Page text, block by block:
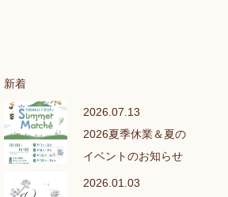
新着
2026.07.13
2026夏季休業＆夏の
イベントのお知らせ
2026.01.03